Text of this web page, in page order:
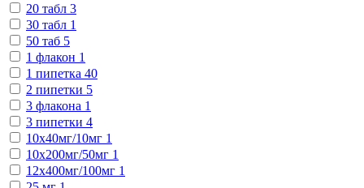
20 табл 3
30 табл 1
50 таб 5
1 флакон 1
1 пипетка 40
2 пипетки 5
3 флакона 1
3 пипетки 4
10х40мг/10мг 1
10х200мг/50мг 1
12х400мг/100мг 1